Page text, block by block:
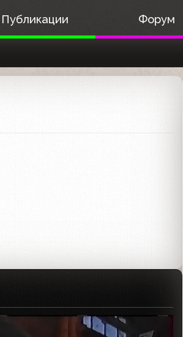
Публикации Форум